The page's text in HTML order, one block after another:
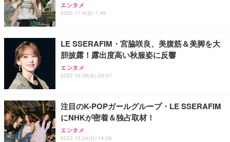
エンタメ
2022.11.4(金) 1:46
LE SSERAFIM・宮脇咲良、美腹筋＆美脚を大
胆披露！露出度高い秋服姿に反響
エンタメ
2022.10.26(水) 20:57
注目のK-POPガールグループ・LE SSERAFIM
にNHKが密着＆独占取材！
エンタメ
2022.10.24(月) 14:06